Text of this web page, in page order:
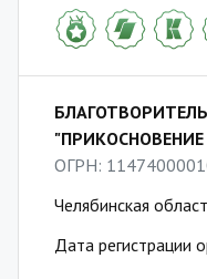
ОГРН:
Челябинская
Дата регистрации